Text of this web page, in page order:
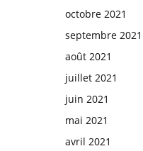
octobre 2021
septembre 2021
août 2021
juillet 2021
juin 2021
mai 2021
avril 2021